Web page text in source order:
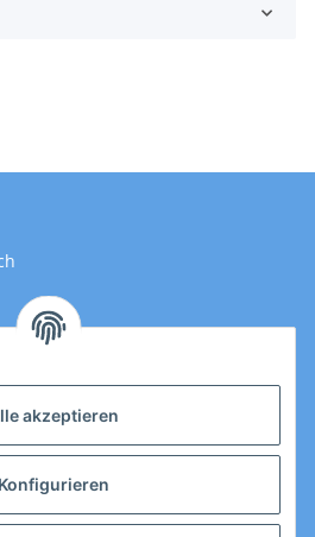
akzeptieren
Konfigurieren
- 17:00